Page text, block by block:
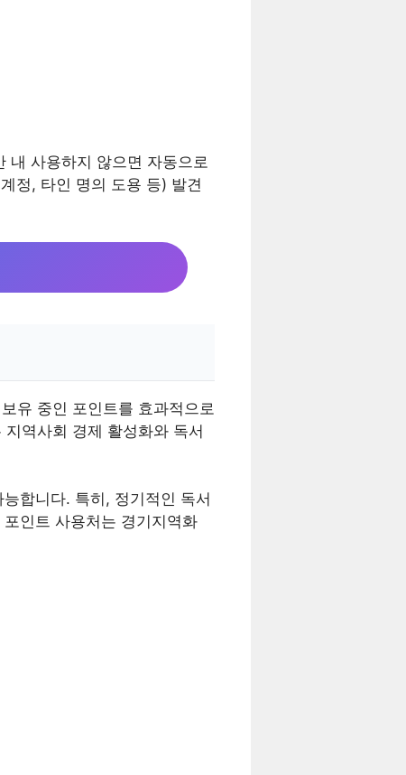
내 사용하지 않으면 자동으로
정, 타인 명의 도용 등) 발견
유 중인 포인트를 효과적으로
역사회 경제 활성화와 독서
합니다. 특히, 정기적인 독서
인트 사용처는 경기지역화